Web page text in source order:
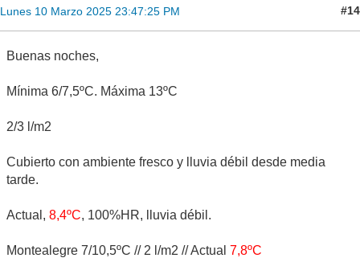
Lunes 10 Marzo 2025 23:47:25 PM #14
Buenas noches,
Mínima 6/7,5ºC. Máxima 13ºC
2/3 l/m2
Cubierto con ambiente fresco y lluvia débil desde media
tarde.
Actual, 8,4ºC, 100%HR, lluvia débil.
Montealegre 7/10,5ºC // 2 l/m2 // Actual 7,8ºC